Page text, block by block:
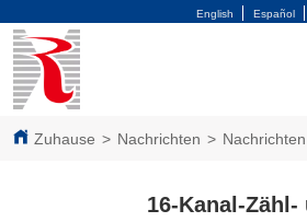
English Español
Zuhause > Nachrichten > Nachrichten
16-Kanal-Zähl-